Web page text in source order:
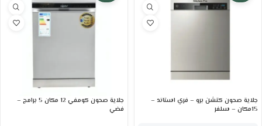
جلاية صحون كتشن برو – فري استاند –
15مكان – سلفر
جلاية صحون كومفي 12 مكان 5 برامج –
فضي